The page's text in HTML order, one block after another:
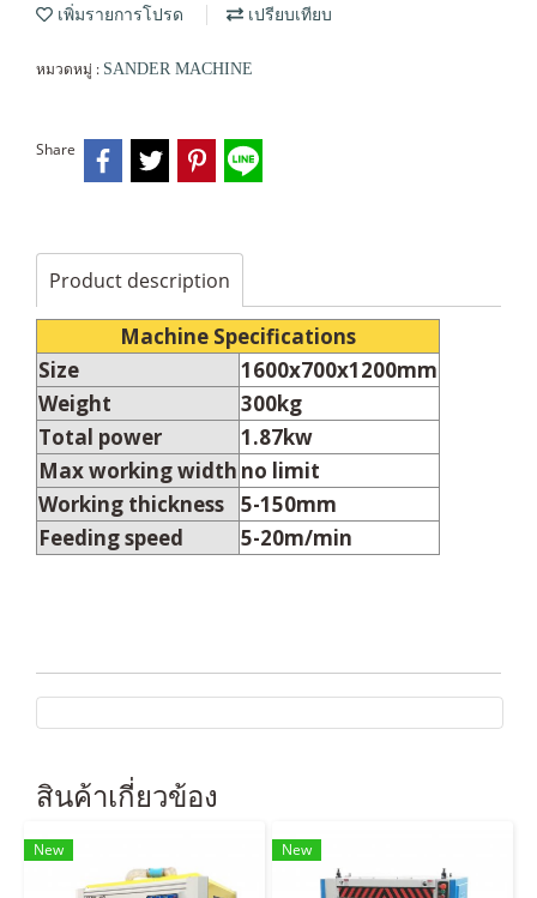
เพิ่มรายการโปรด เปรียบเทียบ
หมวดหมู่ : SANDER MACHINE
Share
Product description
Machine Specifications
Size
1600x700x1200mm
Weight
300kg
Total power
1.87kw
Max working width no limit
Working thickness
5-150mm
Feeding speed
5-20m/min
สินค้าเกี่ยวข้อง
New New